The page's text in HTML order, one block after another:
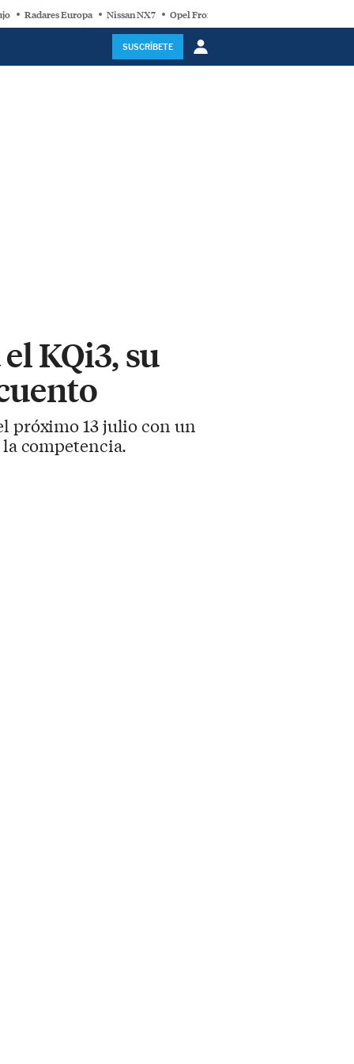
Radares Europa Nissan NX7 Opel Frontera Electric
SUSCRÍBETE
KQi3, su
próximo 13 julio con un
competencia.